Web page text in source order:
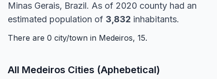
Minas Gerais, Brazil. As of 2020 county had an
estimated population of 3,832 inhabitants.
There are 0 city/town in Medeiros, 15.
All Medeiros Cities (Aphebetical)